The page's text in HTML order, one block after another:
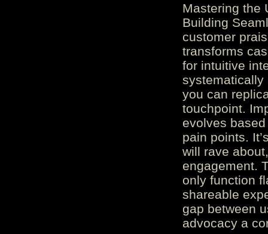
Mastering the
Building
customer
transforms
for intuitive
systematically
you can
touchpoint.
evolves
pain points.
will rave
engagement.
only function
shareable
gap between
advocacy a